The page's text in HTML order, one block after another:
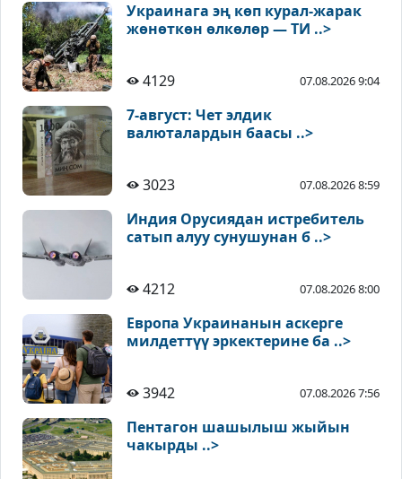
Украинага эң көп курал-жарак
жөнөткөн өлкөлөр — ТИ ..>
4129 07.08.2026 9:04
7-август: Чет элдик
валюталардын баасы ..>
3023 07.08.2026 8:59
Индия Орусиядан истребитель
сатып алуу сунушунан б ..>
4212 07.08.2026 8:00
Европа Украинанын аскерге
милдеттүү эркектерине ба ..>
3942 07.08.2026 7:56
Пентагон шашылыш жыйын
чакырды ..>